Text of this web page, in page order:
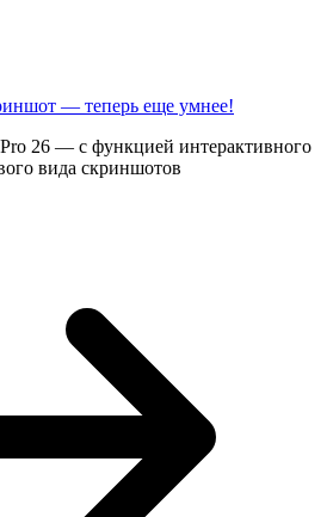
— теперь еще умнее!
26 — с функцией интерактивного
вида скриншотов